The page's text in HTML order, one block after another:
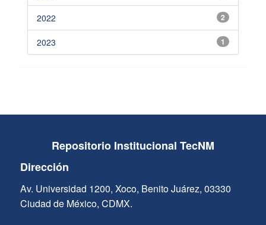
2
2022
1
2023
Repositorio Institucional TecNM
Dirección
Av. Universidad 1200, Xoco, Benito Juárez, 03330
Ciudad de México, CDMX.